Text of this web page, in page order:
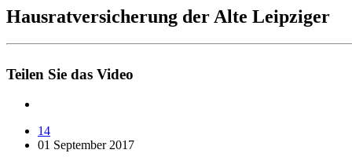
Hausratversicherung der Alte Leipziger
Teilen Sie das Video
14
01 September 2017